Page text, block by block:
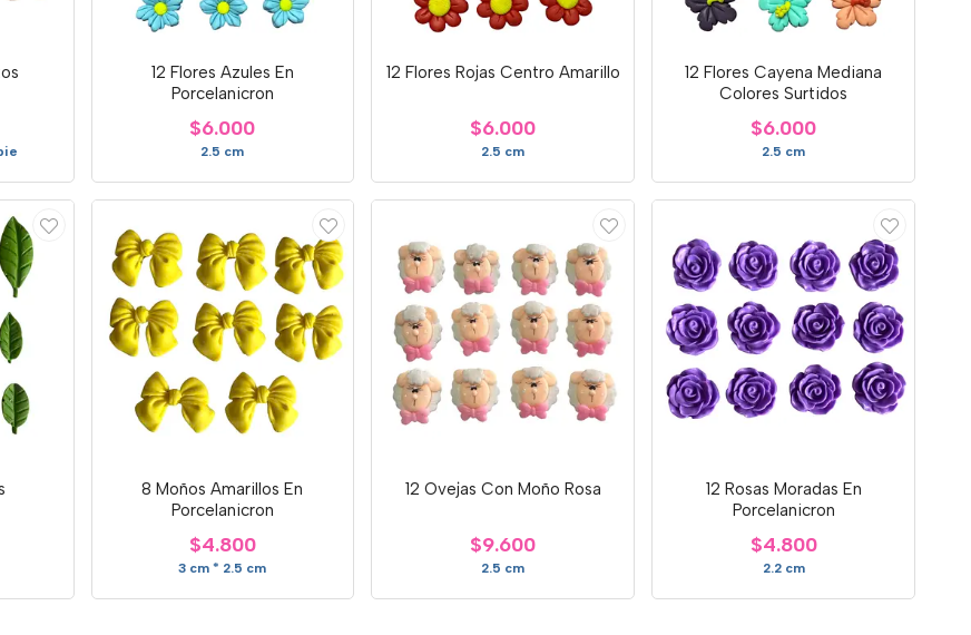
12 Flores Azules En
Porcelanicron
$6.000
2.5 cm
12 Flores Rojas Centro Amarillo
$6.000
2.5 cm
12 Flores Cayena Mediana
Colores Surtidos
$6.000
2.5 cm
8 Moños Amarillos En
Porcelanicron
$4.800
3 cm * 2.5 cm
12 Ovejas Con Moño Rosa
$9.600
2.5 cm
12 Rosas Moradas En
Porcelanicron
$4.800
2.2 cm